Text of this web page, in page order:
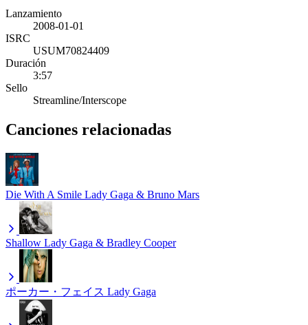
Lanzamiento
2008-01-01
ISRC
USUM70824409
Duración
3:57
Sello
Streamline/Interscope
Canciones relacionadas
Die With A Smile Lady Gaga & Bruno Mars
Shallow Lady Gaga & Bradley Cooper
ポーカー・フェイス Lady Gaga